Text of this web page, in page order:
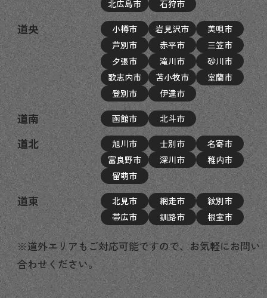
北広島市
石狩市
道央 小樽市 岩見沢市
美唄市
芦別市
赤平市
三笠市
夕張市
滝川市
砂川市
歌志内市
苫小牧市
室蘭市
登別市
伊達市
道南 函館市 北斗市
道北 旭川市 士別市
名寄市
富良野市
深川市
稚内市
留萌市
道東 北見市 網走市
紋別市
帯広市
釧路市 根室市
※道外エリアもご対応可能ですので、お気軽にお問い
合わせください。